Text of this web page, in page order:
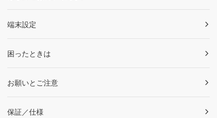
端末設定
困ったときは
お願いとご注意
保証／仕様